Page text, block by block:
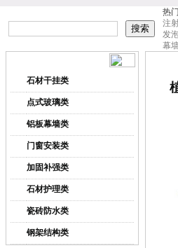
热
注
发
幕
石材干挂类
点式玻璃类
铝板幕墙类
门窗安装类
加固补强类
石材护理类
瓷砖防水类
钢架结构类